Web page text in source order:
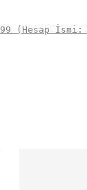
99 (Hesap